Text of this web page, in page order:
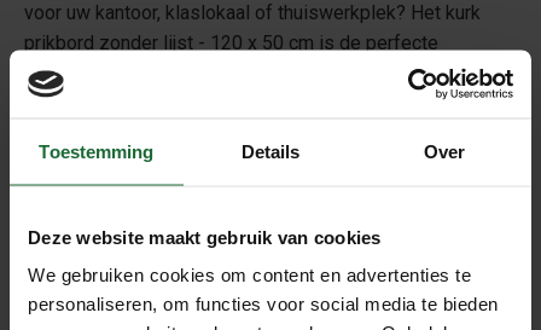
Toestemming Details Over
Deze website maakt gebruik van cookies
We gebruiken cookies om content en advertenties te
personaliseren, om functies voor social media te bieden
voor uw kantoor, klaslokaal of thuiswerkplek? Het kurk
prikbord zonder lijst - 120 x 50 cm is de perfecte
oplossing! Dit hoogwaardige prikbord biedt een groot
oppervlak voor al uw notities, herinneringen en belangrijke
het minimalistische ontwerp zonder lijst.
: Met afmetingen van 120 x 50 cm
heeft u voldoende ruimte om al uw ideeën en
belangrijke mededelingen overzichtelijk te